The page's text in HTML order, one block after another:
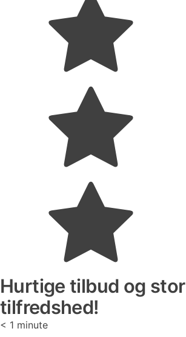
Hurtige tilbud og stor
tilfredshed!
< 1 minute